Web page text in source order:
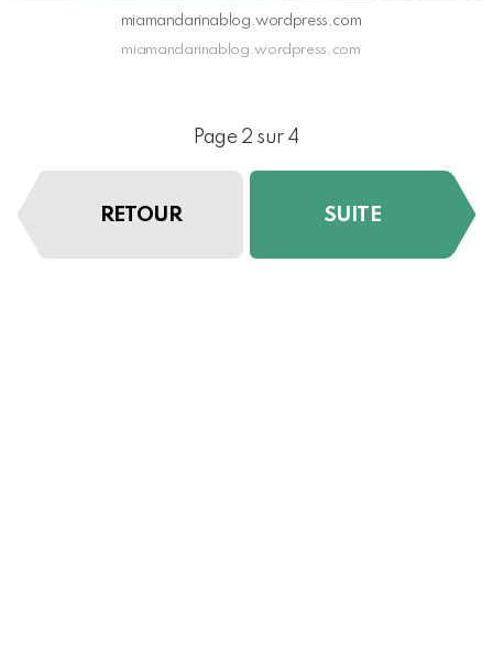
miamandarinablog.wordpress.com
miamandarinablog.wordpress.com
Page 2 sur 4
RETOUR SUITE